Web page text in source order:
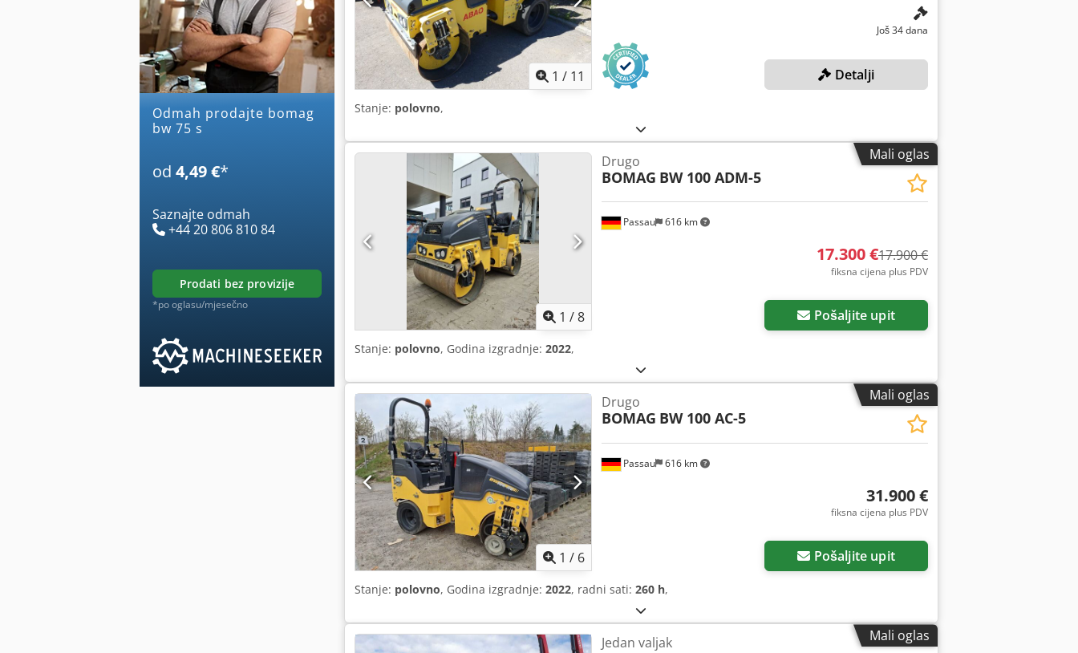
Odmah prodajte bomag
bw 75 s
od 4,49 €*
Saznajte odmah
+44 20 806 810 84
prodati bez provizije
*po oglasu/mjesečno
1 / 11
Još 34 dana
Detalji
Stanje: polovno,
Mali oglas
1 /8
Passau 616 km
Drugo
BOMAG BW 100 ADM-5
17.300 €17.900 €
fiksna cijena plus PDV
Pošaljite upit
Stanje: polovno, Godina izgradnje: 2022,
Mali oglas
1 / 6
Passau 616 km
Drugo
BOMAG BW 100 AC-5
31.900 €
fiksna cijena plus PDV
Pošaljite upit
Stanje: polovno, Godina izgradnje: 2022, radni sati: 260 h,
Mali oglas
Jedan valjak